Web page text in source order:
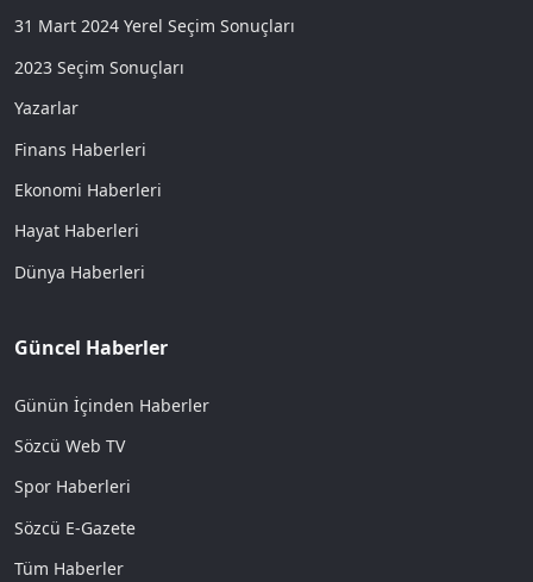
31 Mart 2024 Yerel Seçim Sonuçları
2023 Seçim Sonuçları
Yazarlar
Finans Haberleri
Ekonomi Haberleri
Hayat Haberleri
Dünya Haberleri
Güncel Haberler
Günün İçinden Haberler
Sözcü Web TV
Spor Haberleri
Sözcü E-Gazete
Tüm Haberler